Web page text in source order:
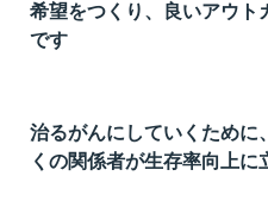
希望をつくり、良いアウト
です
治るがんにしていくために
くの関係者が生存率向上に